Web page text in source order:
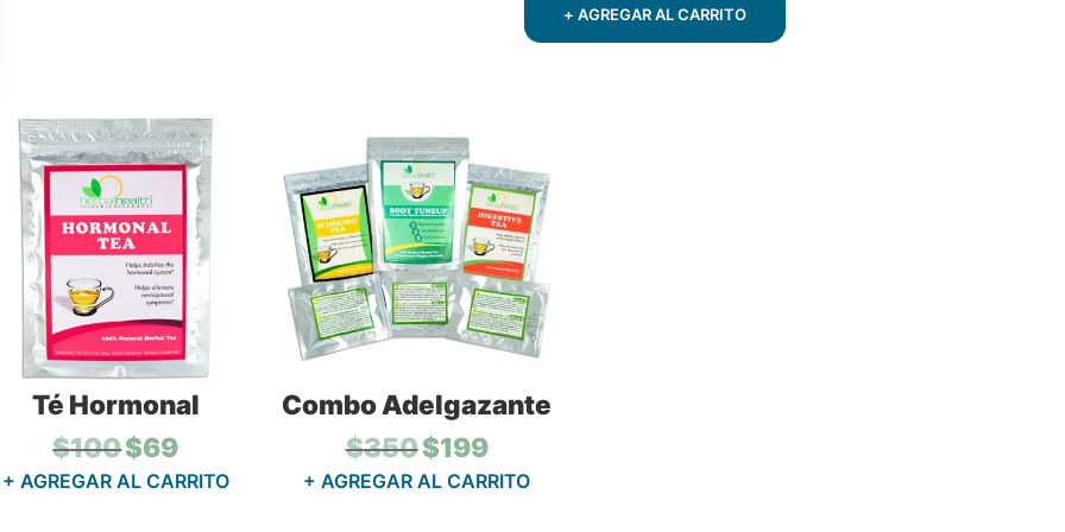
$29.$15.
+ AGREGAR AL CARRITO
Té Hormonal
$100 El
precio
original
$69
actual
+ AGREGAR AL CARRITO
Combo Adelgazante
$350 El
precio
original
$199El
precio
actual
+ AGREGAR AL CARRITO